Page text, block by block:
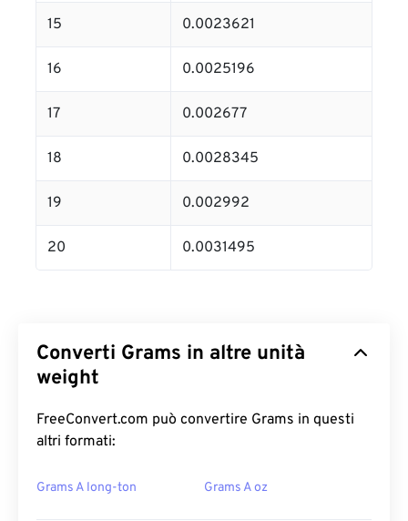
15 0.0023621
16 0.0025196
17 0.002677
18 0.0028345
19 0.002992
20 0.0031495
Converti Grams in altre unità
weight
FreeConvert.com può convertire Grams in questi
altri formati:
Grams A long-ton Grams A oz